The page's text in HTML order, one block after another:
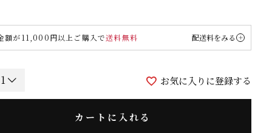
額が11,000円以上ご購入で送料無料 配送料をみる
お気に入りに登録する
カートに入れる